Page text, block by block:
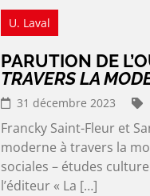
U. Laval
PARUTION DE
TRAVERS LA
31 décembre 2023
Francky Saint-Fleur et
moderne à travers la
sociales – études
l’éditeur « La […]